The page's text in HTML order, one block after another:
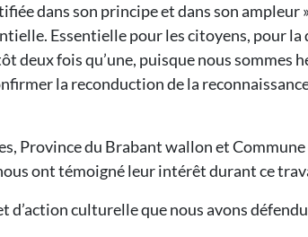
dans son principe et dans son ampleur
Essentielle pour les citoyens, pour
fois qu’une, puisque nous sommes
la reconduction de la
Province du Brabant wallon et
ont témoigné leur intérêt durant ce
culturelle que nous avons